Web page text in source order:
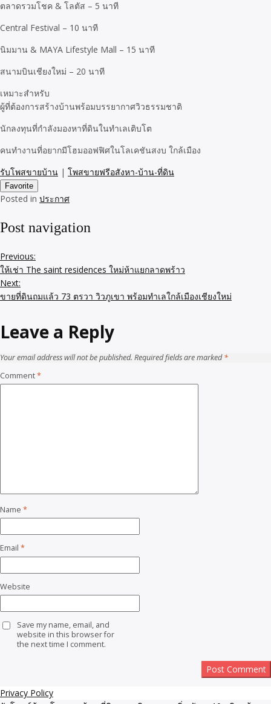
ตลาดรวมโชค & โลตัส – 5 นาที
Central Festival – 10 นาที
นิมมาน & MAYA Lifestyle Mall – 15 นาที
สนามบินเชียงใหม่ – 20 นาที
เหมาะสำหรับ
ผู้ที่ต้องการสร้างบ้านพร้อมบรรยากาศวิวธรรมชาติ
นักลงทุนที่กำลังมองหาที่ดินในทำเลเติบโต
คนทำงานที่อยากมีโฮมออฟฟิศในโลเคชันสงบ ใกล้เมือง
รับโพสขายบ้าน | โพสขายฟรีอสังหา-บ้าน-ที่ดิน
Favorite
Posted in ประกาศ
Post navigation
Previous:
ให้เช่า The saint residences ใหม่ห้าแยกลาดพร้าว
Next:
ขายที่ดินถมแล้ว 73 ตรวา วิวภูเขา พร้อมทำเลใกล้เมืองเชียงใหม่
Leave a Reply
Your email address will not be published. Required fields are marked*
Comment*
Name *
Email *
Website
Save my name, email, and
website in this browser for
the next time I comment.
Privacy Policy